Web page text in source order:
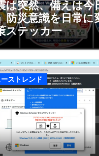
は突然、備えは今
防災意識を日常に
ステッカー
ストレンド